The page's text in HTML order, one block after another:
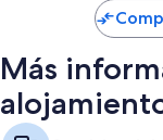
Más